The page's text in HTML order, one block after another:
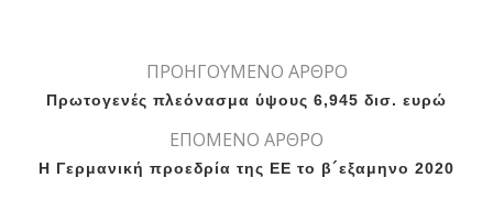
ΠΡΟΗΓΟΥΜΕΝΟ ΑΡΘΡΟ
Πρωτογενές πλεόνασμα ύψους 6,945 δισ. ευρώ
ΕΠΟΜΕΝΟ ΑΡΘΡΟ
Η Γερμανική προεδρία της ΕΕ το β´εξαμηνο 2020